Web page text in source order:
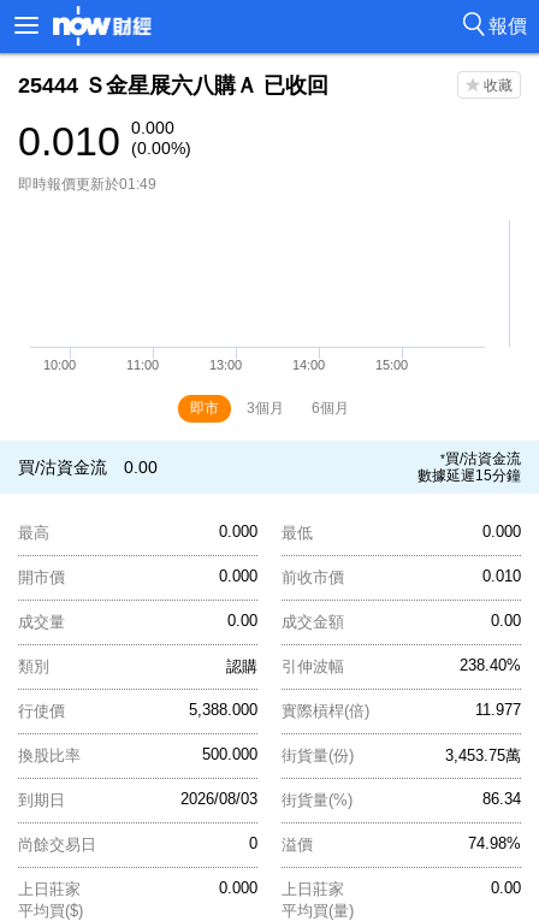
報價
25444 Ｓ金星展六八購Ａ 已收回
0.010
0.000
(0.00%)
即時報價更新於01:49
即市 3個月 6個月
買/沽資金流 0.00 *買/沽資金流
數據延遲15分鐘
0.000
最高 0.000
最低
0.000
開市價 0.010
前收市價
0.00
成交量 0.00
成交金額
認購
類別 238.40%
引伸波幅
5,388.000
行使價 11.977
實際槓桿(倍)
500.000
換股比率 3,453.75萬
街貨量(份)
2026/08/03
到期日 86.34
街貨量(%)
0
尚餘交易日 74.98%
溢價
0.000
上日莊家
平均買($)
0.00
上日莊家
平均買(量)